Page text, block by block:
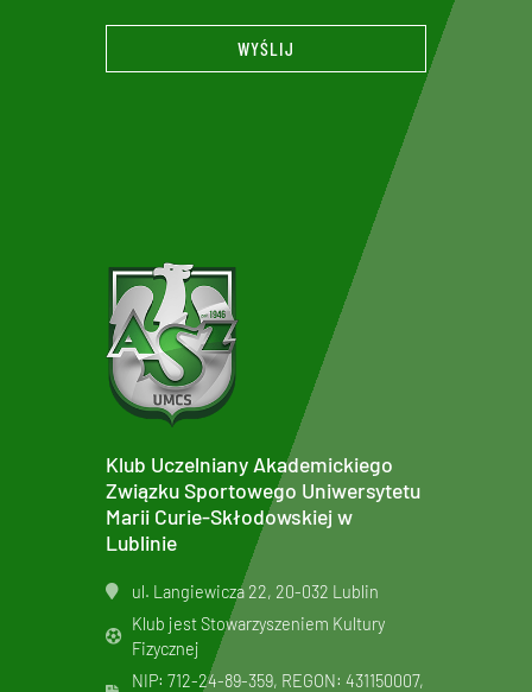
WYŚLIJ
Klub Uczelniany Akademickiego
Związku Sportowego Uniwersytetu
Marii Curie-Skłodowskiej w
Lublinie
ul. Langiewicza 22, 20-032 Lublin
Klub jest Stowarzyszeniem Kultury
Fizycznej
NIP: 712-24-89-359, REGON: 431150007,